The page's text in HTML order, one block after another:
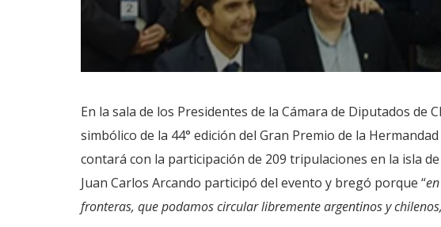
En la sala de los Presidentes de la Cámara de Diputados de
simbólico de la 44° edición del Gran Premio de la
contará con la participación de 209 tripulaciones en la isla
Juan Carlos Arcando participó del evento y bregó porque “
fronteras, que podamos circular libremente argentinos y